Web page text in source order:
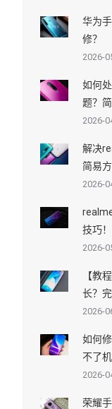
华为
修？
2026-
如何
题？
2026-
解决
简易
2026-
技巧！
2026-
【教
长？
2026-
如何
不了
2026-
荣耀